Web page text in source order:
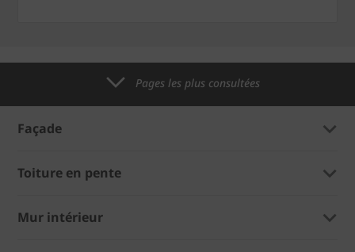
Pages les plus consultées
Façade
Toiture en pente
Mur intérieur